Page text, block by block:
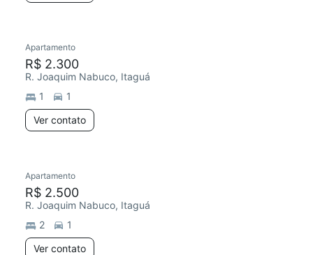
Apartamento
R$ 2.300
R. Joaquim Nabuco, Itaguá
1
1
Ver contato
Apartamento
R$ 2.500
R. Joaquim Nabuco, Itaguá
2
1
Ver contato